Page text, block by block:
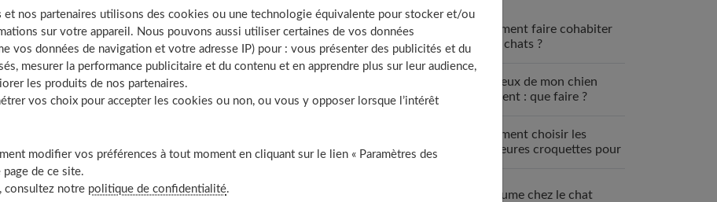
croquettes pour votre chien
saine pour votre animal de compagnie
correctement les croquettes
les différentes croquettes pour chien avant d’acheter
Comment faire cohabiter
deux chats ?
Les yeux de mon chien
pleurent : que faire ?
Comment choisir les
meilleures croquettes pour
Le rhume chez le chat
et nos partenaires utilisons des cookies ou une technologie équivalente pour stocker et/ou
sur votre appareil. Nous pouvons aussi utiliser certaines de vos données
vos données de navigation et votre adresse IP) pour : vous présenter des publicités et du
mesurer la performance publicitaire et du contenu et en apprendre plus sur leur audience,
les produits de nos partenaires.
vos choix pour accepter les cookies ou non, ou vous y opposer lorsque l’intérêt
modifier vos préférences à tout moment en cliquant sur le lien « Paramètres des
page de ce site.
consultez notre politique de confidentialité.